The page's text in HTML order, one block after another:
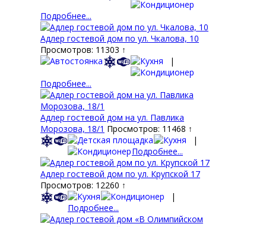
Подробнее...
Адлер гостевой дом по ул. Чкалова, 10
Просмотров: 11303 ↑
|
Подробнее...
Адлер гостевой дом на ул. Павлика
Морозова, 18/1 Просмотров: 11468 ↑
|
Подробнее...
Адлер гостевой дом по ул. Крупской 17
Просмотров: 12260 ↑
|
Подробнее...